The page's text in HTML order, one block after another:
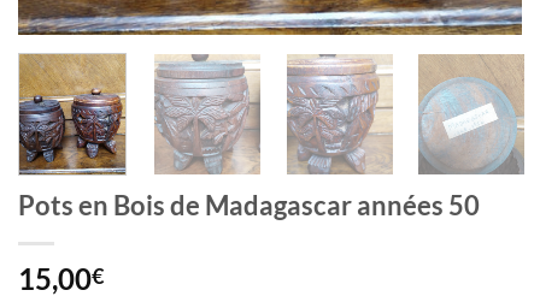
Pots en Bois de Madagascar années 50
15,00€